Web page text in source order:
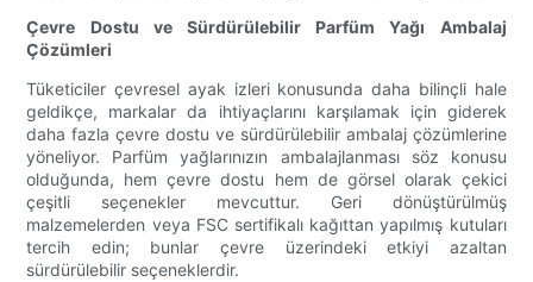
Çevre Dostu ve Sürdürülebilir Parfüm Yağı Ambalaj
Çözümleri
Tüketiciler çevresel ayak izleri konusunda daha bilinçli hale
geldikçe, markalar da ihtiyaçlarını karşılamak için giderek
daha fazla çevre dostu ve sürdürülebilir ambalaj çözümlerine
yöneliyor. Parfüm yağlarınızın ambalajlanması söz konusu
olduğunda, hem çevre dostu hem de görsel olarak çekici
çeşitli seçenekler mevcuttur. Geri dönüştürülmüş
malzemelerden veya FSC sertifikalı kağıttan yapılmış kutuları
tercih edin; bunlar çevre üzerindeki etkiyi azaltan
sürdürülebilir seçeneklerdir.